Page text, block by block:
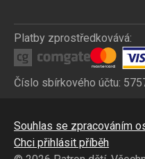
Platby zprostředkovává:
Číslo sbírkového účtu:
Bottom
CZ
Souhlas se zpracováním
Chci přihlásit příběh